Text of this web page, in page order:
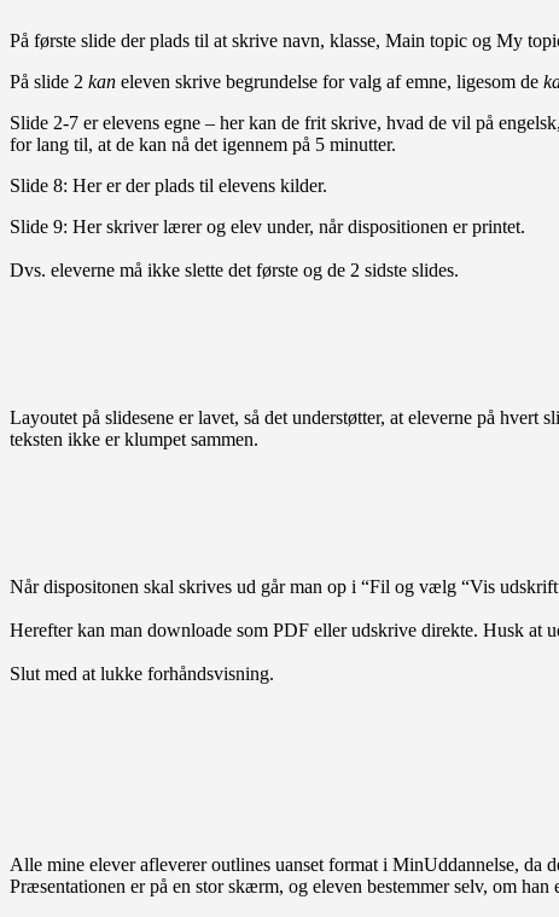
På første slide der plads til at skrive navn, klasse, Main topic og My
På slide 2 kan eleven skrive begrundelse for valg af emne, ligesom de
Slide 2-7 er elevens egne – her kan de frit skrive, hvad de vil på
for lang til, at de kan nå det igennem på 5 minutter.
Slide 8: Her er der plads til elevens kilder.
Slide 9: Her skriver lærer og elev under, når dispositionen er printet.
Dvs. eleverne må ikke slette det første og de 2 sidste slides.
Layoutet på slidesene er lavet, så det understøtter, at eleverne på
teksten ikke er klumpet sammen.
Når dispositonen skal skrives ud går man op i “Fil og vælg “Vis
Herefter kan man downloade som PDF eller udskrive direkte. Husk at
Slut med at lukke forhåndsvisning.
Alle mine elever afleverer outlines uanset format i MinUddannelse, da
Præsentationen er på en stor skærm, og eleven bestemmer selv, om